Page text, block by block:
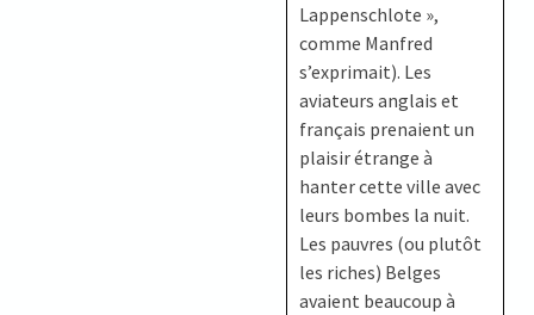
Lappenschlote »,
comme Manfred
s’exprimait). Les
aviateurs anglais et
français prenaient un
plaisir étrange à
hanter cette ville avec
leurs bombes la nuit.
Les pauvres (ou plutôt
les riches) Belges
avaient beaucoup à